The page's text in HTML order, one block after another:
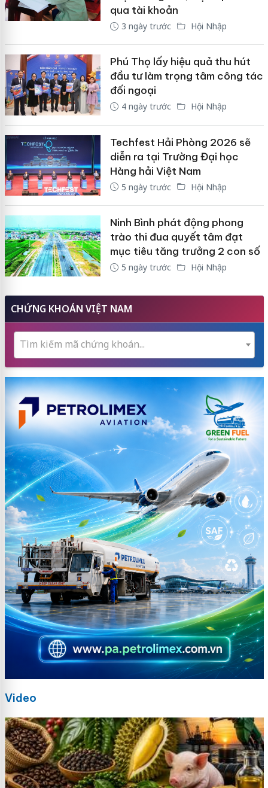
qua tài khoản
3 ngày trước Hội Nhập
Phú Thọ lấy hiệu quả thu hút
đầu tư làm trọng tâm công tác
đối ngoại
4 ngày trước Hội Nhập
Techfest Hải Phòng 2026 sẽ
diễn ra tại Trường Đại học
Hàng hải Việt Nam
5 ngày trước Hội Nhập
Ninh Bình phát động phong
trào thi đua quyết tâm đạt
mục tiêu tăng trưởng 2 con số
5 ngày trước Hội Nhập
CHỨNG KHOÁN VIỆT NAM
Tìm kiếm mã chứng khoán...
Video